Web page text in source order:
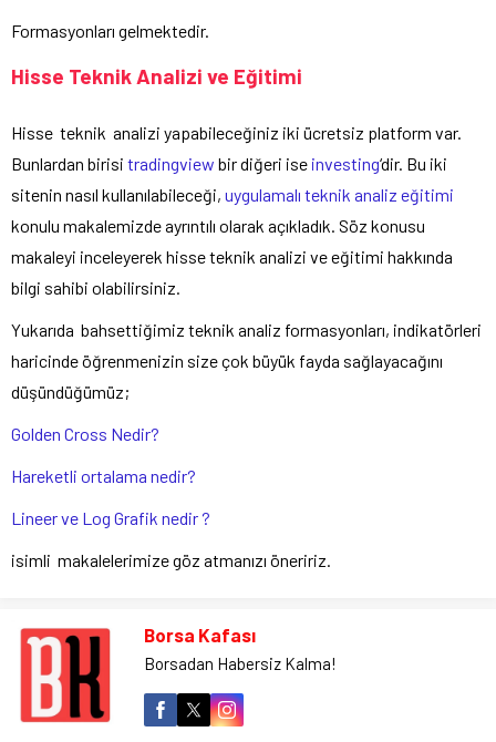
Formasyonları gelmektedir.
Hisse Teknik Analizi ve Eğitimi
Hisse teknik analizi yapabileceğiniz iki ücretsiz platform var.
Bunlardan birisi tradingview bir diğeri ise investing‘dir. Bu iki
sitenin nasıl kullanılabileceği, uygulamalı teknik analiz eğitimi
konulu makalemizde ayrıntılı olarak açıkladık. Söz konusu
makaleyi inceleyerek hisse teknik analizi ve eğitimi hakkında
bilgi sahibi olabilirsiniz.
Yukarıda bahsettiğimiz teknik analiz formasyonları, indikatörleri
haricinde öğrenmenizin size çok büyük fayda sağlayacağını
düşündüğümüz;
Golden Cross Nedir?
Hareketli ortalama nedir?
Lineer ve Log Grafik nedir ?
isimli makalelerimize göz atmanızı öneririz.
Borsa Kafası
Borsadan Habersiz Kalma!